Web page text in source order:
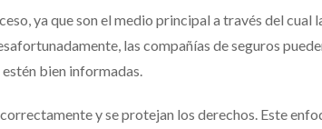
ya que son el medio principal a través del cual
las compañías de seguros
bien informadas.
y se protejan los derechos. Este